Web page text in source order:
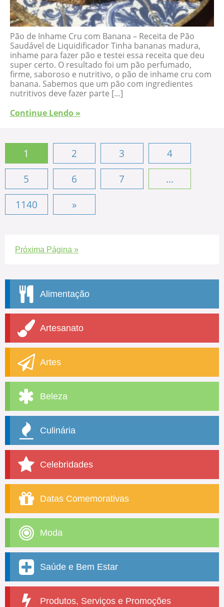
Pão de Inhame Cru com Banana – Receita de Pão
Saudável de Liquidificador Tinha bananas madura,
inhame para fazer pão e testei essa receita que deu
super certo. O resultado foi um pão perfumado,
firme, saboroso e nutritivo, o pão de inhame cru com
banana. Sabemos que um pão com ingredientes
nutritivos deve fazer parte […]
Continue Lendo »
1 2 3
4
5
6 7
...
1140
»
Próxima Página »
Alimentação
Artesanato
Artes
Beleza
Culinária
Celebridades
Datas Comemorativas
Moda
Saúde e Bem Estar
Produtos, Serviços e Promoções